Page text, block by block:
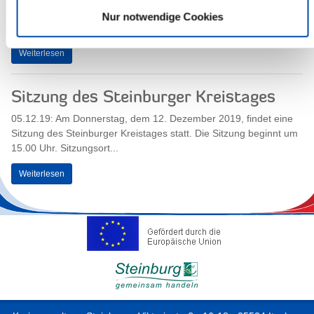
Nur notwendige Cookies
der Kreisverwaltung geschlossen“, informiert Landrat Torsten
Weiterlesen
Sitzung des Steinburger Kreistages
05.12.19: Am Donnerstag, dem 12. Dezember 2019, findet eine
Sitzung des Steinburger Kreistages statt. Die Sitzung beginnt um
15.00 Uhr. Sitzungsort...
Weiterlesen